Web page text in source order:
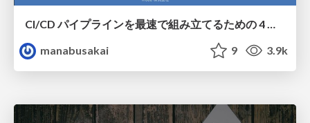
CI/CD パイプラインを最速で組み立てるための 4 つのポイント / Four points to assemble the CI CD pipeline fastest
manabusakai
9 3.9k